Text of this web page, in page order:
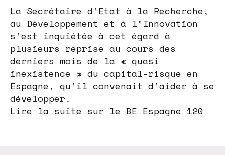
La Secrétaire d’Etat à la Recherche,
au Développement et à l’Innovation
s’est inquiétée à cet égard à
plusieurs reprise au cours des
derniers mois de la « quasi
inexistence » du capital-risque en
Espagne, qu’il convenait d’aider à se
développer.
Lire la suite sur le BE Espagne 120